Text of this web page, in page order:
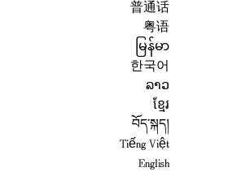
普通话
粤语
မြန်မာ
한국어
ລາວ
ខ្មែរ
བོད་སྐད།
Tiếng Việt
English